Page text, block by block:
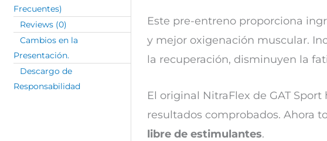
Frecuentes)
Reviews (0)
Cambios en la
Presentación.
Descargo de
Responsabilidad
Este pre-entreno proporciona
y mejor oxigenación muscular.
la recuperación, disminuyen la
El original NitraFlex de GAT
resultados comprobados. Ahora
libre de estimulantes.